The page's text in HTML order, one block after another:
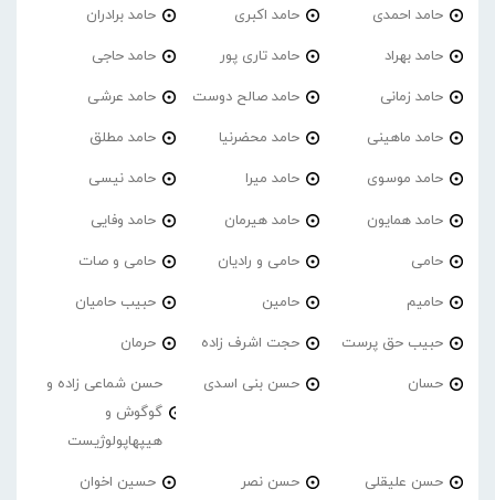
حامد احمدی حامد اکبری حامد برادران
حامد بهراد حامد تاری پور حامد حاجی
حامد زمانی حامد صالح دوست حامد عرشی
حامد ماهینی حامد محضرنیا حامد مطلق
حامد موسوی حامد میرا حامد نیسی
حامد همایون حامد هیرمان حامد وفایی
حامی حامی و رادیان حامی و صات
حامیم حامین حبیب حامیان
حبیب حق پرست حجت اشرف زاده حرمان
حسان حسن بنی اسدی
حسن شماعی زاده و
گوگوش و
هیپهاپولوژیست
حسن علیقلی حسن نصر حسین اخوان